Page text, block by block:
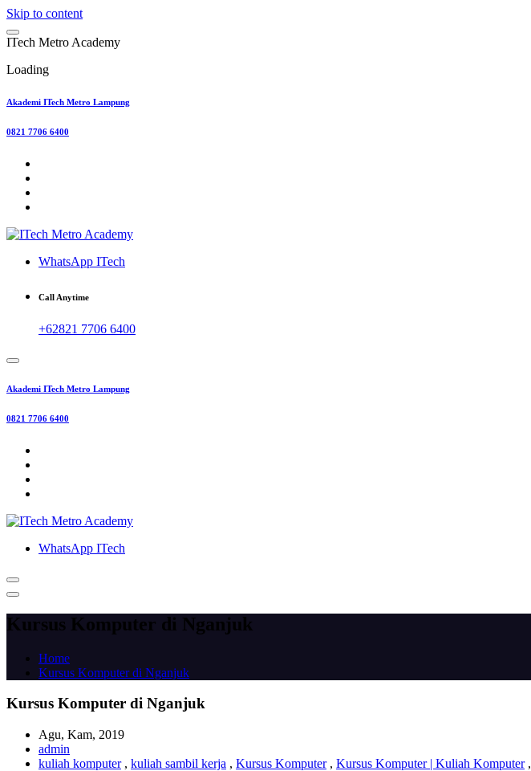
Skip to content
ITech Metro Academy
Loading
Akademi ITech Metro Lampung
0821 7706 6400
WhatsApp ITech
Call Anytime
+62821 7706 6400
Akademi ITech Metro Lampung
0821 7706 6400
WhatsApp ITech
Kursus Komputer di Nganjuk
Home
Kursus Komputer di Nganjuk
Kursus Komputer di Nganjuk
Agu, Kam, 2019
admin
kuliah komputer, kuliah sambil kerja , Kursus Komputer, Kursus Komputer | Kuliah Komputer,